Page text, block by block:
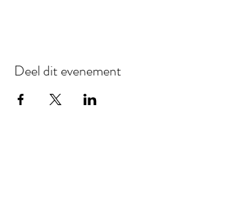
Deel dit evenement